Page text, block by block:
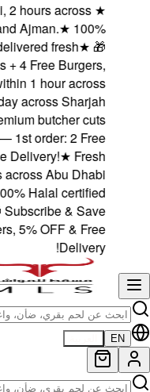
Fresh delivery
Abu Dhabi &
Halal certified ·
Subscribe & Save —
5% OFF & Free
Dubai, 2 hours
and Ajman.
delivered fresh
Steaks + 4 Free
delivery within 1
& same-day across
· Premium butcher
— 1st order: 2 Free